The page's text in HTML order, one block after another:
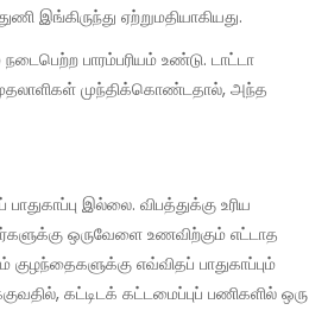
ஏற்றுமதியாகியது.
முந்திக்கொண்டதால், அந்த
ஒருவேளை உணவிற்கும் எட்டாத
எவ்விதப் பாதுகாப்பும்
கட்டிடக் கட்டமைப்புப் பணிகளில் ஒரு